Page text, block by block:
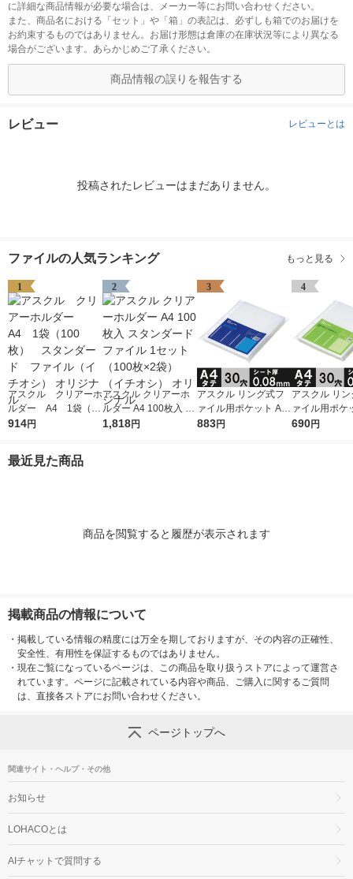
に詳細な商品情報が必要な場合は、メーカー等にお問い合わせください。
また、商品名における「セット」や「箱」の表記は、必ずしも箱でのお届けを
お約束するものではありません。お届け形態は倉庫の在庫状況等により異なる
場合がございます。あらかじめご了承ください。
商品情報の誤りを報告する
レビュー レビューとは
投稿されたレビューはまだありません。
ファイルの人気ランキング もっと見る
1
アスクル クリアーホ
ルダー A4 1袋（10
0枚） スタンダー
914円
2
アスクル クリアーホ
ルダー A4 100枚入 ス
タンダード ファイル
1,818円
3
アスクル リング式フ
ァイル用ポケット A4
タテ 30穴 厚さ0.08m
883円
4
アスクル リ
ァイル用ポケ
タテ 30穴 厚
690円
最近見た商品
商品を閲覧すると履歴が表示されます
掲載商品の情報について
・ 掲載している情報の精度には万全を期しておりますが、その内容の正確性、
安全性、有用性を保証するものではありません。
・ 現在ご覧になっているページは、この商品を取り扱うストアによって運営さ
れています。ページに記載されている内容や商品、ご購入に関するご質問
は、直接各ストアにお問い合わせください。
ページトップへ
関連サイト・ヘルプ・その他
お知らせ
LOHACOとは
AIチャットで質問する